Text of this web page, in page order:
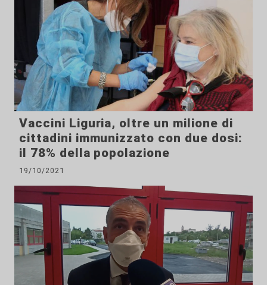
Vaccini Liguria, oltre un milione di
cittadini immunizzato con due dosi:
il 78% della popolazione
19/10/2021